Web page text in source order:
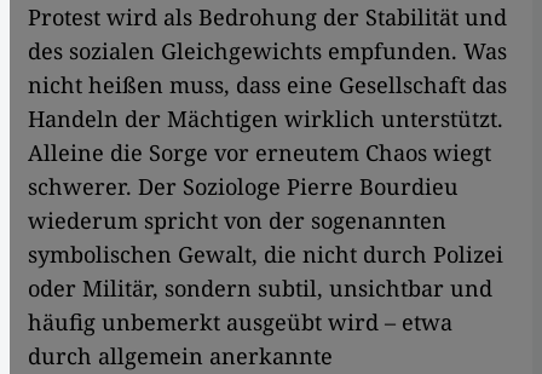
Protest wird als Bedrohung der Stabilität und
des sozialen Gleichgewichts empfunden. Was
nicht heißen muss, dass eine Gesellschaft das
Handeln der Mächtigen wirklich unterstützt.
Alleine die Sorge vor erneutem Chaos wiegt
schwerer. Der Soziologe Pierre Bourdieu
wiederum spricht von der sogenannten
symbolischen Gewalt, die nicht durch Polizei
oder Militär, sondern subtil, unsichtbar und
häufig unbemerkt ausgeübt wird – etwa
durch allgemein anerkannte